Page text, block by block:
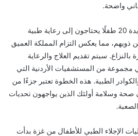
واضحة.
تضمنت هذه الدفعة الجديدة 20 طفلًا يحتاجون إلى رعاية طبية
يرافقهم 40 من ذويهم، مما يعكس التزام المملكة العميق
بالنزاع. سيتم تقديم العلاج والرعاية
مجموعة من المستشفيات الأردنية التي
الطبية. هذه الخطوة تعتبر جزءًا من
وسلامة أولئك الذين يواجهون تحديات
الإجلاء الطبي للأطفال من غزة بدأت